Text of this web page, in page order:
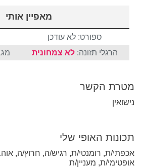
מאפיין אותי
ספורט: לא עודכן
הרגלי תזונה: לא צמחונית
מטרת הקשר
נישואין
תכונות האופי שלי
אכפתי/ת, רומנטי/ת, רגיש/ה, חרוץ/ה,
אופטימי/ת, מעניין/ת